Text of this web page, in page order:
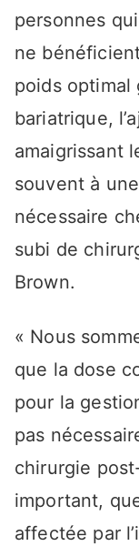
personnes
ne
poids optimal
bariatrique,
amaigrissant
souvent à
nécessaire
subi de
Brown.
« Nous
que la dose
pour la
pas
chirurgie
important,
affectée par